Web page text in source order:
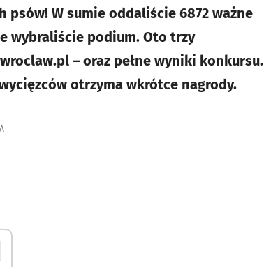
W sumie oddaliście 6872 ważne
wybraliście podium. Oto trzy
– oraz pełne wyniki konkursu.
otrzyma wkrótce nagrody.